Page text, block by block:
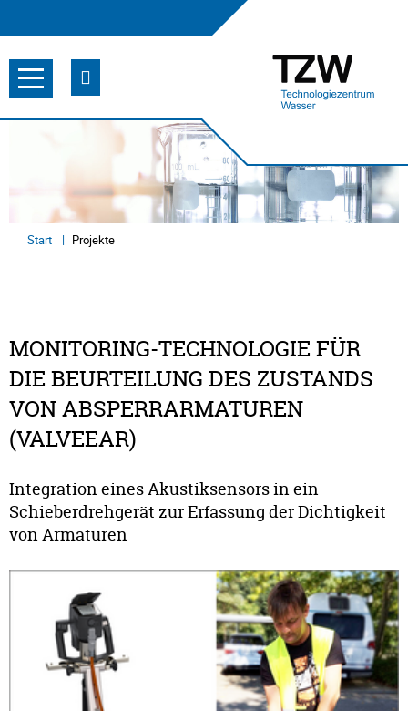
Start Projekte
MONITORING-TECHNOLOGIE FÜR
DIE BEURTEILUNG DES ZUSTANDS
VON ABSPERRARMATUREN
(VALVEEAR)
Integration eines Akustiksensors in ein
Schieberdrehgerät zur Erfassung der Dichtigkeit
von Armaturen